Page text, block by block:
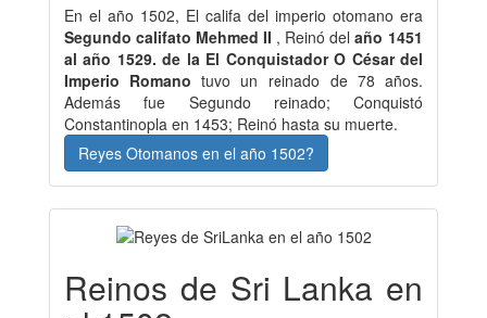
En el año 1502, El califa del imperio otomano era
Segundo califato Mehmed II , Reinó del año 1451
al año 1529. de la El Conquistador O César del
Imperio Romano tuvo un reinado de 78 años.
Además fue Segundo reinado; Conquistó
Constantinopla en 1453; Reinó hasta su muerte.
Reyes Otomanos en el año 1502?
Reinos de Sri Lanka en